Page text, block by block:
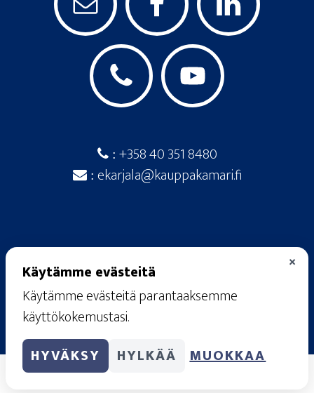
: +358 40 351 8480
: ekarjala@kauppakamari.fi
© 2026 · Etelä-Karjalan kauppakamari ·
Raatimiehenkatu 20 A, 53100 Lappeenranta
rekisteriseloste·käyttöehdot
·
×
Käytämme evästeitä
Käytämme evästeitä parantaaksemme
käyttökokemustasi.
HYVÄKSY
HYLKÄÄ MUOKKAA